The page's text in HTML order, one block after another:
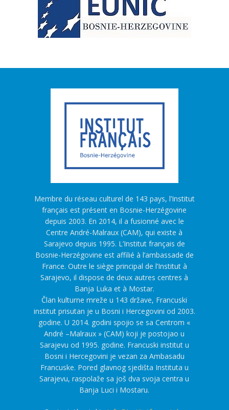
Membre du réseau culturel de 143 pays, l’Institut
français est présent en Bosnie-Herzégovine
depuis 2003. En 2014, il a fusionné avec le
Centre André-Malraux (CAM), qui existe à
Sarajevo depuis 1995. L’Institut français de
Bosnie-Herzégovine est affilié à l’ambassade de
France. Outre le siège principal de l’Institut à
Sarajevo, il dispose de deux autres centres à
Banja Luka et à Mostar.
Član kulturne mreže u 143 države, Francuski
institut prisutan je u Bosni i Hercegovini od 2003.
godine. U 2014. godini spojio se sa Centrom «
André –Malraux » (CAM) koji je postojao u
Sarajevu od 1995. godine. Francuski institut u
Bosni i Hercegovini je vezan za Ambasadu
Francuske. Pored glavnog sjedišta Instituta u
Sarajevu, raspolaže sa još dva svoja centra u
Banja Luci i Mostaru.